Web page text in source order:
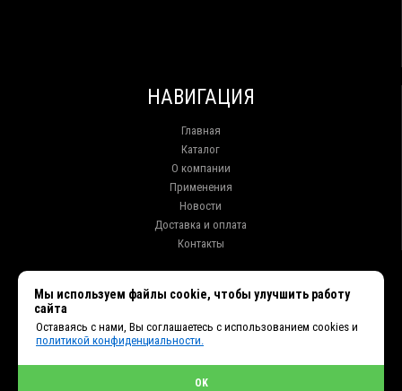
НАВИГАЦИЯ
Главная
Каталог
О компании
Применения
Новости
Доставка и оплата
Контакты
+7 (914) 010-76-83, 8 (3952) 93-27-93 - Отдел продаж
+7 (950) 075-85-99 - Техническая поддержка
et2@et38.ru - Отдел продаж
Мы используем файлы cookie, чтобы улучшить работу
сайта
Оставаясь с нами, Вы соглашаетесь с использованием cookies и
политикой конфиденциальности.
OK